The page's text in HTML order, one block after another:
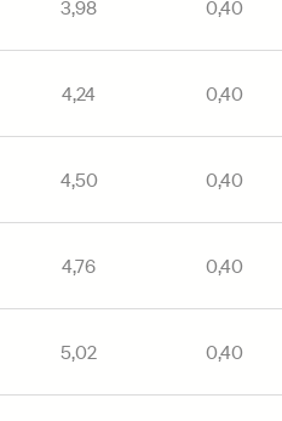
3,98 0,40
4,24 0,40
4,50 0,40
4,76 0,40
5,02 0,40